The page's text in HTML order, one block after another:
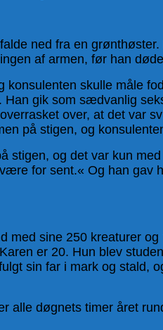
ned fra en
af armen, før han
skulle måle
gik som sædvanlig
over, at det var
på stigen, og
og det var kun
for sent.« Og han gav
sine 250 kreaturer
er 20. Hun blev
sin far i mark og stald,
alle døgnets timer året